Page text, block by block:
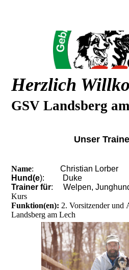
Herzlich
GSV Landsberg
Unser
Name:Christian Lorber
Hund(e): Duke
Trainer für:Welpen,
Kurs
Funktion(en): 2. Vorsitzender und
Landsberg am Lech